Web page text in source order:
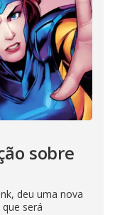
sobre
deu uma nova
será